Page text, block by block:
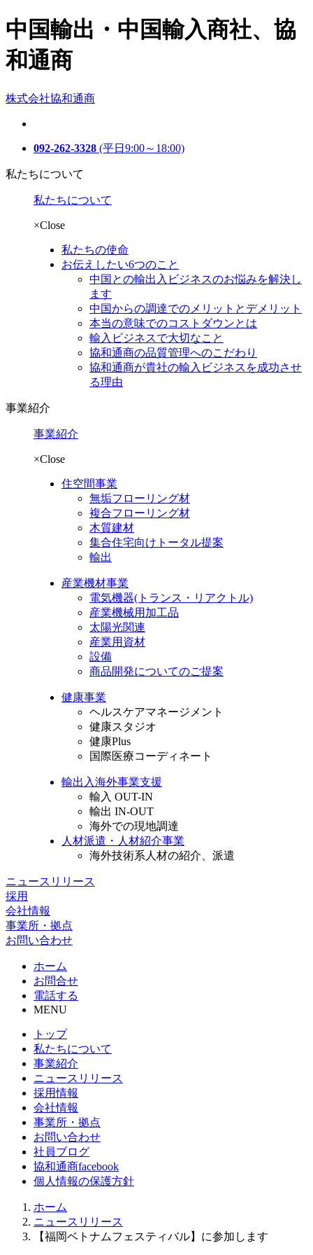
中国輸出・中国輸入商社、協
和通商
株式会社協和通商
092-262-3328 (平日9:00～18:00)
私たちについて
私たちについて
×Close
私たちの使命
お伝えしたい6つのこと
中国との輸出入ビジネスのお悩みを解決し
ます
中国からの調達でのメリットとデメリット
本当の意味でのコストダウンとは
輸入ビジネスで大切なこと
協和通商の品質管理へのこだわり
協和通商が貴社の輸入ビジネスを成功させ
る理由
事業紹介
事業紹介
×Close
住空間事業
無垢フローリング材
複合フローリング材
木質建材
集合住宅向けトータル提案
輸出
産業機材事業
電気機器(トランス・リアクトル)
産業機械用加工品
太陽光関連
産業用資材
設備
商品開発についてのご提案
健康事業
ヘルスケアマネージメント
健康スタジオ
健康Plus
国際医療コーディネート
輸出入海外事業支援
輸入 OUT-IN
輸出 IN-OUT
海外での現地調達
人材派遣・人材紹介事業
海外技術系人材の紹介、派遣
ニュースリリース
採用
会社情報
事業所・拠点
お問い合わせ
ホーム
お問合せ
電話する
MENU
トップ
私たちについて
事業紹介
ニュースリリース
採用情報
会社情報
事業所・拠点
お問い合わせ
社員ブログ
協和通商facebook
個人情報の保護方針
ホーム
ニュースリリース
【福岡ベトナムフェスティバル】に参加します